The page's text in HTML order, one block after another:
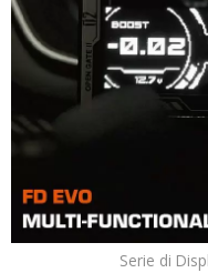
Serie di